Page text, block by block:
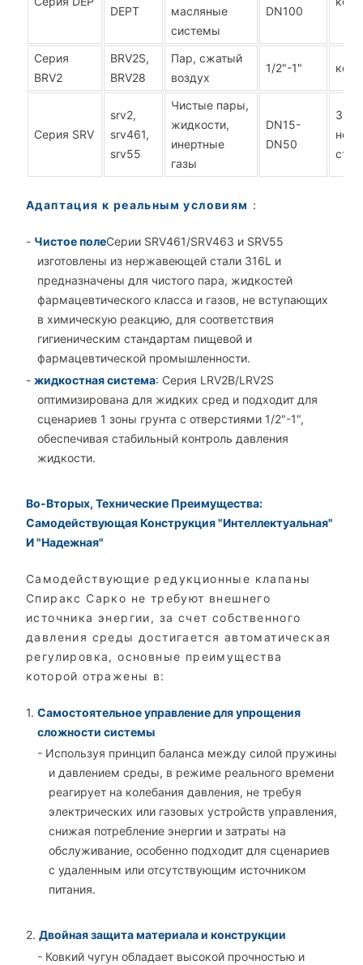
DEPT
масляные
системы
DN100
Серия
BRV2
BRV2S,
BRV28
Пар, сжатый
воздух
1/2"-1"
Серия SRV
srv2,
srv461,
srv55
Чистые пары,
жидкости,
инертные
газы
DN15-
DN50
316L
Адаптация к реальным условиям ：
- Чистое полеСерии SRV461/SRV463 и SRV55
изготовлены из нержавеющей стали 316L и
предназначены для чистого пара, жидкостей
фармацевтического класса и газов, не вступающих
в химическую реакцию, для соответствия
гигиеническим стандартам пищевой и
фармацевтической промышленности.
- жидкостная система: Серия LRV2B/LRV2S
оптимизирована для жидких сред и подходит для
сценариев 1 зоны грунта с отверстиями 1/2"-1",
обеспечивая стабильный контроль давления
жидкости.
Во-Вторых, Технические Преимущества:
Самодействующая Конструкция "интеллектуальная"
И "надежная"
Самодействующие редукционные клапаны
Спиракс Сарко не требуют внешнего
источника энергии, за счет собственного
давления среды достигается автоматическая
регулировка, основные преимущества
которой отражены в:
1. Самостоятельное управление для упрощения
сложности системы
- Используя принцип баланса между силой пружины
и давлением среды, в режиме реального времени
реагирует на колебания давления, не требуя
электрических или газовых устройств управления,
снижая потребление энергии и затраты на
обслуживание, особенно подходит для сценариев
с удаленным или отсутствующим источником
питания.
2. Двойная защита материала и конструкции
- Ковкий чугун обладает высокой прочностью и